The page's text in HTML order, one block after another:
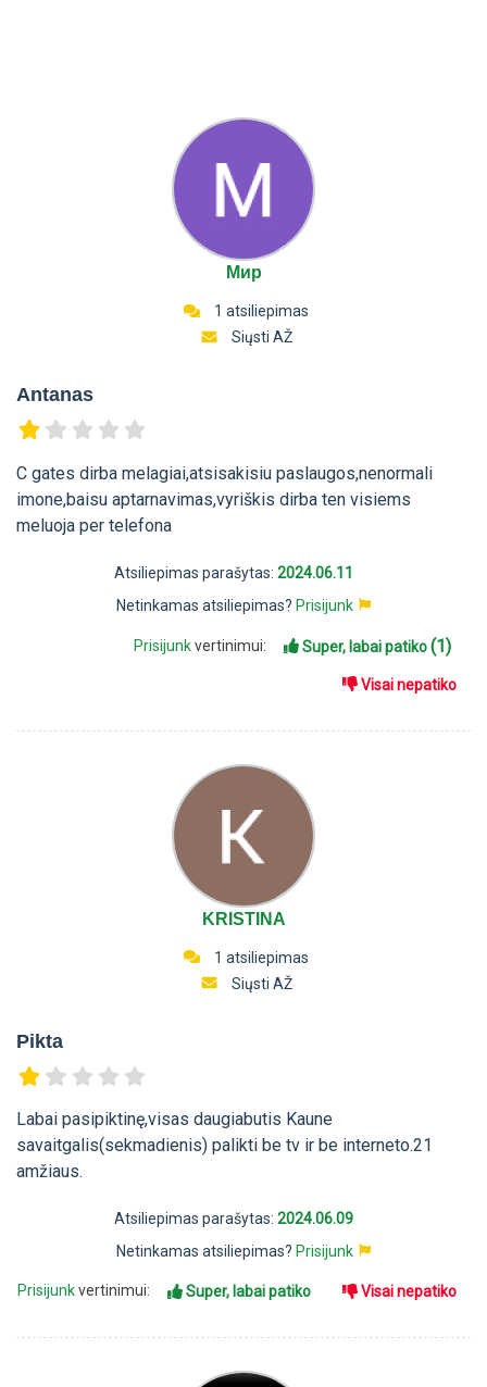
Мир
1 atsiliepimas
Siųsti AŽ
Antanas
C gates dirba melagiai,atsisakisiu paslaugos,nenormali
imone,baisu aptarnavimas,vyriškis dirba ten visiems
meluoja per telefona
Atsiliepimas parašytas: 2024.06.11
Netinkamas atsiliepimas? Prisijunk
Prisijunkvertinimui: Super, labai patiko(1)
Visai nepatiko
KRISTINA
1 atsiliepimas
Siųsti AŽ
Pikta
Labai pasipiktinę,visas daugiabutis Kaune
savaitgalis(sekmadienis) palikti be tv ir be interneto.21
amžiaus.
Atsiliepimas parašytas: 2024.06.09
Netinkamas atsiliepimas? Prisijunk
Prisijunkvertinimui: Super, labai patiko Visai nepatiko